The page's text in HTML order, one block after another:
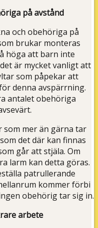
på avstånd
och obehöriga på
brukar monteras
höga att barn inte
är mycket vanligt att
som påpekar att
denna avspärrning.
antalet obehöriga
som mer än gärna tar
det där kan finnas
går att stjäla. Om
larm kan detta göras.
patrullerande
kommer förbi
obehörig tar sig in.
arbete